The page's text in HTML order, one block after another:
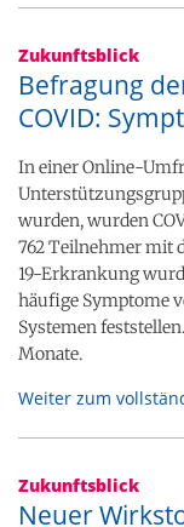
Zukunftsblick
Befragung
COVID:
In einer Online-
wurden, wurden
762 Teilnehmer mit
19-Erkrankung
häufige Symptome
Systemen
Monate.
Weiter zum
Zukunftsblick
Neuer